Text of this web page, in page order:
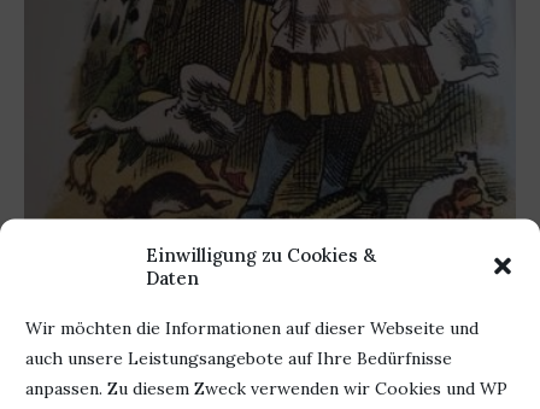
Einwilligung zu Cookies &
Daten
Wir möchten die Informationen auf dieser Webseite und
auch unsere Leistungsangebote auf Ihre Bedürfnisse
anpassen. Zu diesem Zweck verwenden wir Cookies und WP
Werbung